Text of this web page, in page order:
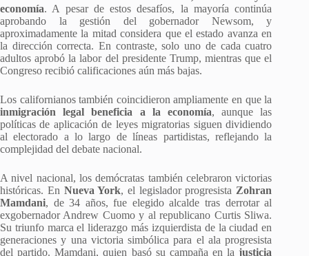
economía. A pesar de estos desafíos, la mayoría continúa
aprobando la gestión del gobernador Newsom, y
aproximadamente la mitad considera que el estado avanza en
la dirección correcta. En contraste, solo uno de cada cuatro
adultos aprobó la labor del presidente Trump, mientras que el
Congreso recibió calificaciones aún más bajas.
Los californianos también coincidieron ampliamente en que la
inmigración legal beneficia a la economía, aunque las
políticas de aplicación de leyes migratorias siguen dividiendo
al electorado a lo largo de líneas partidistas, reflejando la
complejidad del debate nacional.
A nivel nacional, los demócratas también celebraron victorias
históricas. En Nueva York, el legislador progresista Zohran
Mamdani, de 34 años, fue elegido alcalde tras derrotar al
exgobernador Andrew Cuomo y al republicano Curtis Sliwa.
Su triunfo marca el liderazgo más izquierdista de la ciudad en
generaciones y una victoria simbólica para el ala progresista
del partido. Mamdani, quien basó su campaña en lajusticia